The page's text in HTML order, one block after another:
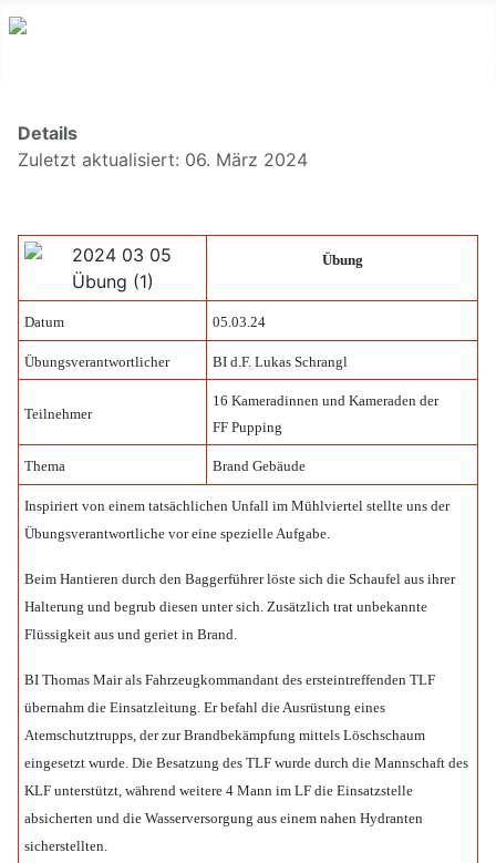
Details
Zuletzt aktualisiert: 06. März 2024
Übung
Datum 05.03.24
Übungsverantwortlicher BI d.F. Lukas Schrangl
Teilnehmer
16 Kameradinnen und Kameraden der
FF Pupping
Thema Brand Gebäude
Inspiriert von einem tatsächlichen Unfall im Mühlviertel stellte uns der
Übungsverantwortliche vor eine spezielle Aufgabe.
Beim Hantieren durch den Baggerführer löste sich die Schaufel aus ihrer
Halterung und begrub diesen unter sich. Zusätzlich trat unbekannte
Flüssigkeit aus und geriet in Brand.
BI Thomas Mair als Fahrzeugkommandant des ersteintreffenden TLF
übernahm die Einsatzleitung. Er befahl die Ausrüstung eines
Atemschutztrupps, der zur Brandbekämpfung mittels Löschschaum
eingesetzt wurde. Die Besatzung des TLF wurde durch die Mannschaft des
KLF unterstützt, während weitere 4 Mann im LF die Einsatzstelle
absicherten und die Wasserversorgung aus einem nahen Hydranten
sicherstellten.